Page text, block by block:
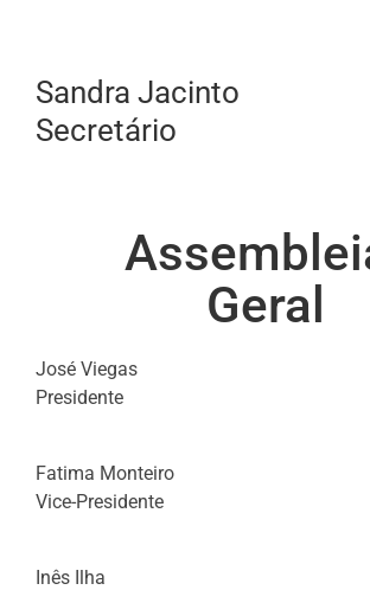
Sandra Jacinto
Secretário
Geral
José Viegas
Presidente
Fatima Monteiro
Vice-Presidente
Inês Ilha